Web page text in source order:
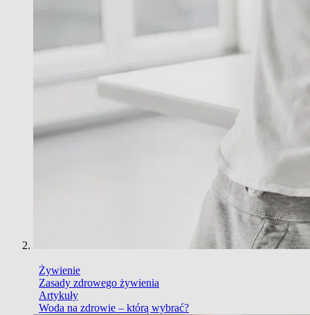
Żywienie
Zasady zdrowego żywienia
Artykuły
Woda na zdrowie – którą wybrać?